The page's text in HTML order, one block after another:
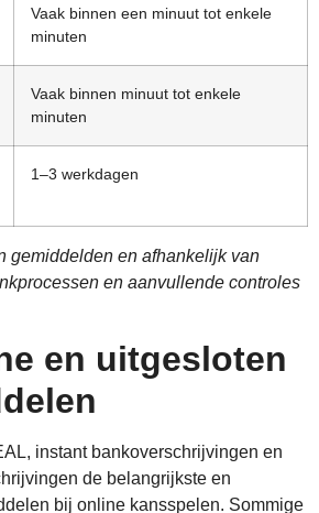
Vaak binnen een minuut tot enkele
minuten
Vaak binnen minuut tot enkele
minuten
1–3 werkdagen
gemiddelden en afhankelijk van
en aanvullende controles
en uitgesloten
instant bankoverschrijvingen en
de belangrijkste en
bij online kansspelen. Sommige